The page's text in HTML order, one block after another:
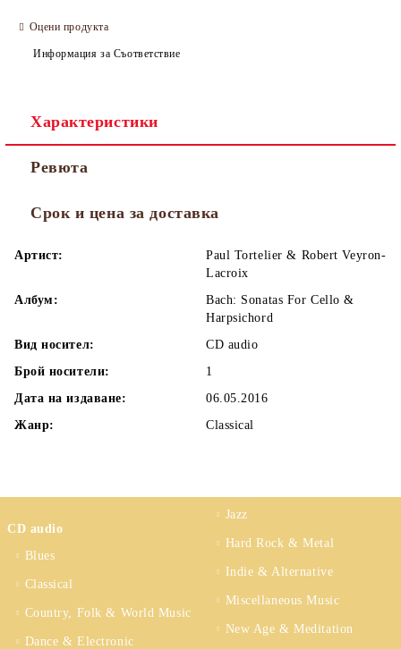
Оцени продукта
Информация за Съответствие
Характеристики
Ревюта
Срок и цена за доставка
Артист:
Paul Tortelier & Robert Veyron-
Lacroix
Албум:
Bach: Sonatas For Cello &
Harpsichord
Вид носител:
CD audio
Брой носители:
1
Дата на издаване:
06.05.2016
Жанр:
Classical
CD audio
Blues
Classical
Country, Folk & World Music
Dance & Electronic
Jazz
Hard Rock & Metal
Indie & Alternative
Miscellaneous Music
New Age & Meditation